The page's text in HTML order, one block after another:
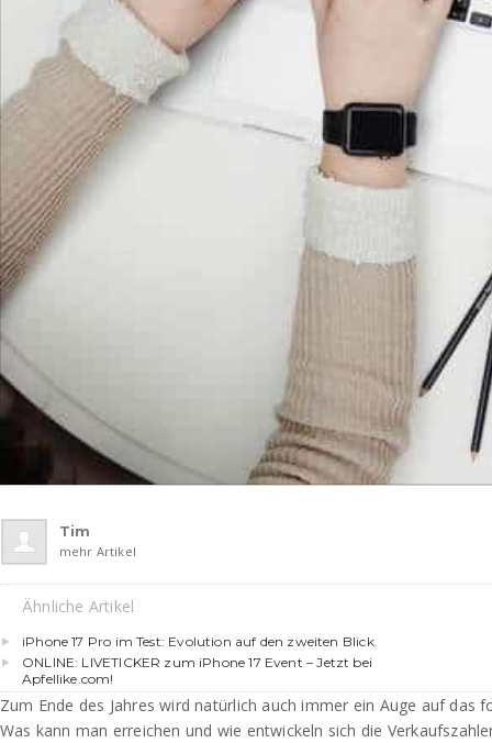
Tim
mehr Artikel
Ähnliche Artikel
iPhone 17 Pro im Test: Evolution auf den zweiten Blick
ONLINE: LIVETICKER zum iPhone 17 Event – Jetzt bei
Apfellike.com!
Zum Ende des Jahres wird natürlich auch immer ein Auge auf das
Was kann man erreichen und wie entwickeln sich die